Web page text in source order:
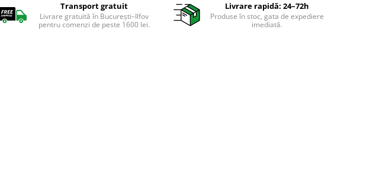
Transport gratuit
Livrare gratuită în București–Ilfov
pentru comenzi de peste 1600 lei.
Livrare rapidă: 24–72h
Produse în stoc, gata de expediere
imediată.